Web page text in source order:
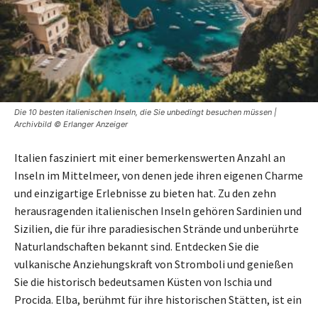
Die 10 besten italienischen Inseln, die Sie unbedingt besuchen müssen |
Archivbild © Erlanger Anzeiger
Italien fasziniert mit einer bemerkenswerten Anzahl an
Inseln im Mittelmeer, von denen jede ihren eigenen Charme
und einzigartige Erlebnisse zu bieten hat. Zu den zehn
herausragenden italienischen Inseln gehören Sardinien und
Sizilien, die für ihre paradiesischen Strände und unberührte
Naturlandschaften bekannt sind. Entdecken Sie die
vulkanische Anziehungskraft von Stromboli und genießen
Sie die historisch bedeutsamen Küsten von Ischia und
Procida. Elba, berühmt für ihre historischen Stätten, ist ein